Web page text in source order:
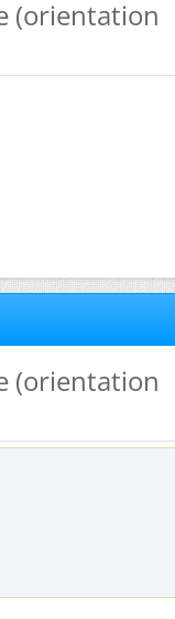
(orientation
(orientation